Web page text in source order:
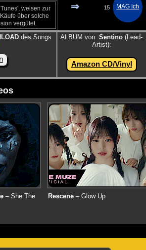
weisen zur
über solche
vergütet.
⇒ 15
des Songs
ALBUM von Sentino (Lead-
Artist):
Amazon CD/Vinyl
– She The
Rescene – Glow Up